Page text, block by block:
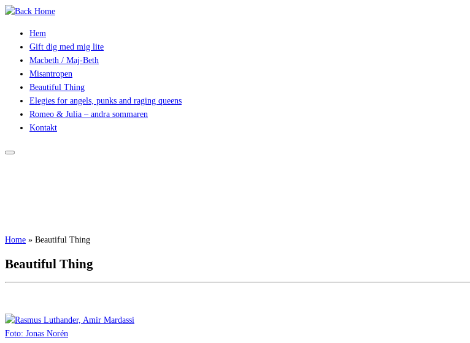
Hem
Gift dig med mig lite
Macbeth / Maj-Beth
Misantropen
Beautiful Thing
Elegies for angels, punks and raging queens
Romeo & Julia – andra sommaren
Kontakt
Home » Beautiful Thing
Beautiful Thing